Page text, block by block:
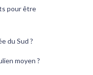
pour être
du Sud ?
moyen ?